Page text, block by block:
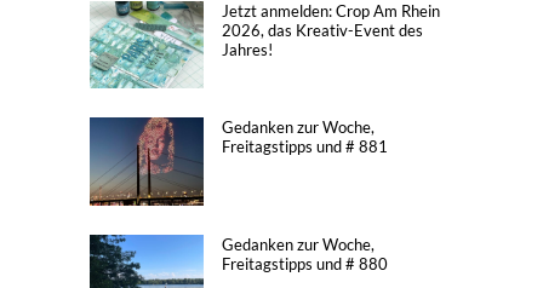
Jetzt anmelden: Crop Am Rhein
2026, das Kreativ-Event des
Jahres!
Gedanken zur Woche,
Freitagstipps und # 881
Gedanken zur Woche,
Freitagstipps und # 880